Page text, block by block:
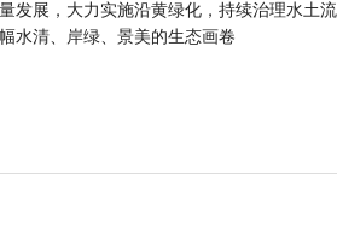
发展，大力实施沿黄绿化，持续治理水土流
水清、岸绿、景美的生态画卷